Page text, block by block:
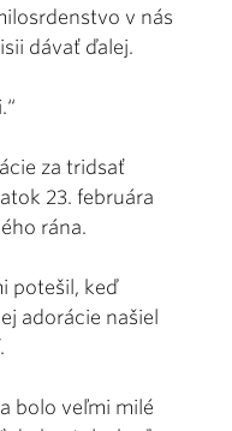
v nás
dávať ďalej.
za tridsať
23. februára
rána.
potešil, keď
adorácie našiel
bolo veľmi milé